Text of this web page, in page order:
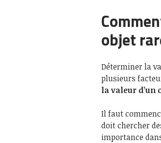
objet
Déterminer la
plusieurs
la valeur d’un
Il faut
doit chercher
importance